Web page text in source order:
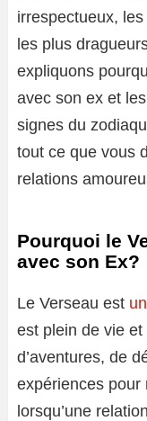
irrespectueux,
les plus
expliquons
avec son ex et
signes du
tout ce que vous
relations
Pourquoi le
avec son Ex?
Le Verseau est
est plein de vie
d’aventures, de
expériences pour
lorsqu’une